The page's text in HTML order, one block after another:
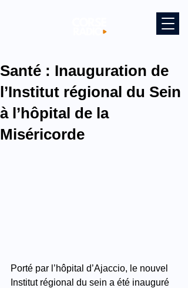
Santé : Inauguration de
l’Institut régional du Sein
à l’hôpital de la
Miséricorde
Porté par l’hôpital d’Ajaccio, le nouvel
Institut régional du sein a été inauguré